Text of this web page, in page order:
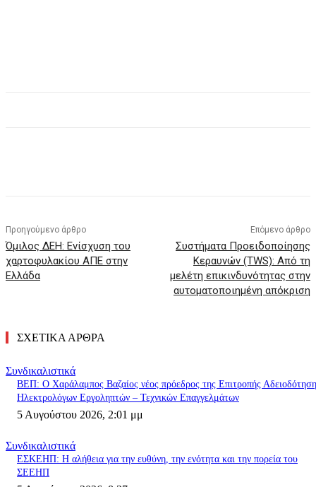
Προηγούμενο άρθρο
Όμιλος ΔΕΗ: Ενίσχυση του
χαρτοφυλακίου ΑΠΕ στην
Ελλάδα
Επόμενο άρθρο
Συστήματα Προειδοποίησης
Κεραυνών (TWS): Από τη
μελέτη επικινδυνότητας στην
αυτοματοποιημένη απόκριση
ΣΧΕΤΙΚΑ ΑΡΘΡΑ
Συνδικαλιστικά
ΒΕΠ: Ο Χαράλαμπος Βαζαίος νέος πρόεδρος της Επιτροπής
Ηλεκτρολόγων Εργοληπτών – Τεχνικών Επαγγελμάτων
5 Αυγούστου 2026, 2:01 μμ
Συνδικαλιστικά
ΕΣΚΕΗΠ: Η αλήθεια για την ευθύνη, την ενότητα και την πορεία του
ΣΕΕΗΠ